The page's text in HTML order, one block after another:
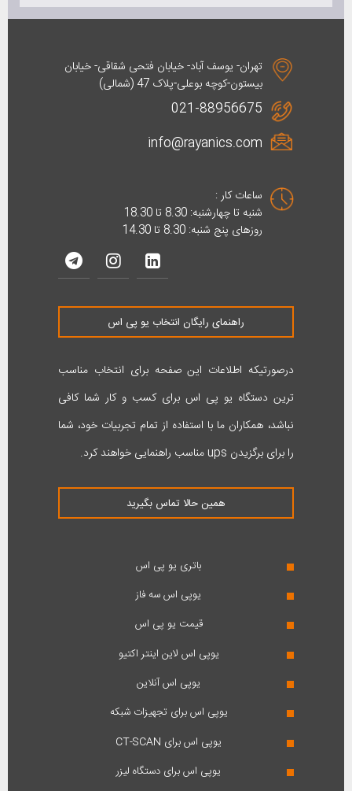
تهران- یوسف آباد- خیابان فتحی شقاقی- خیابان
بیستون-کوچه بوعلی-پلاک 47 (شمالی)
021-88956675
info@rayanics.com
ساعات کار :
شنبه تا چهارشنبه: 8.30 تا 18.30
روزهای پنج شنبه: 8.30 تا 14.30
راهنمای رایگان انتخاب یو پی اس
درصورتیکه اطلاعات این صفحه برای انتخاب مناسب
ترین دستگاه یو پی اس برای کسب و کار شما کافی
نباشد، همکاران ما با استفاده از تمام تجربیات خود، شما
را برای برگزیدن ups مناسب راهنمایی خواهند کرد.
همین حالا تماس بگیرید
باتری یو پی اس
یوپی اس سه فاز
قیمت یو پی اس
یوپی اس لاین اینتر اکتیو
یوپی اس آنلاین
یوپی اس برای تجهیزات شبکه
یوپی اس برای CT-SCAN
یوپی اس برای دستگاه لیزر